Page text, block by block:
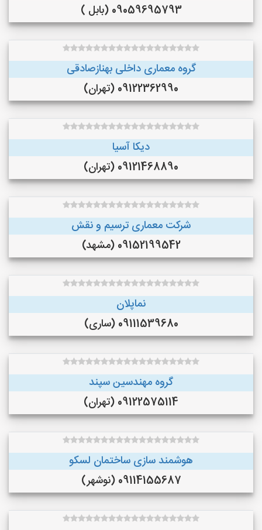
09059695793 (بابل )
گروه معماری داخلی بهنازصادقی
09122362990 (تهران)
دیکا آسیا
09121468890 (تهران)
شرکت معماری ترسیم و نقش
09152199542 (مشهد)
نماپلان
09111539680 (ساری)
گروه مهندسین سپند
09122575114 (تهران)
هوشمند سازی ساختمان لسکو
09114155687 (نوشهر)